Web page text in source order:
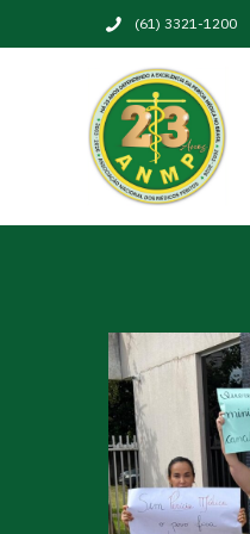
(61) 3321-1200